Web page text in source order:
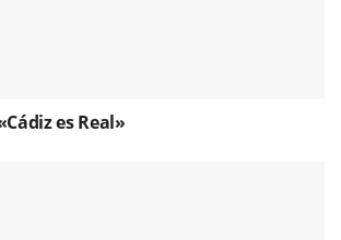
es Real»